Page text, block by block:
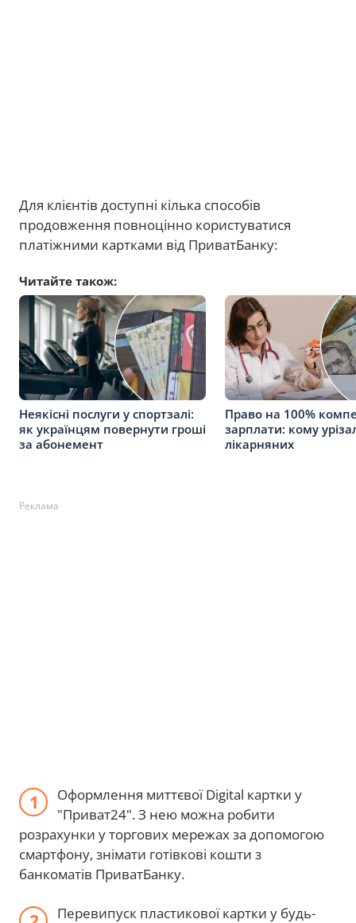
Для клієнтів доступні кілька способів
продовження повноцінно користуватися
платіжними картками від ПриватБанку:
Читайте також:
Неякісні послуги у спортзалі:
як українцям повернути гроші
за абонемент
Право на 100%
зарплати: кому
лікарняних
Реклама
Оформлення миттєвої Digital картки у
"Приват24". З нею можна робити
розрахунки у торгових мережах за допомогою
смартфону, знімати готівкові кошти з
банкоматів ПриватБанку.
Перевипуск пластикової картки у будь-